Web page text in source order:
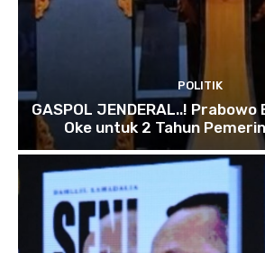
POLITIK
GASPOL JENDERAL..! Prabowo
Oke untuk 2 Tahun